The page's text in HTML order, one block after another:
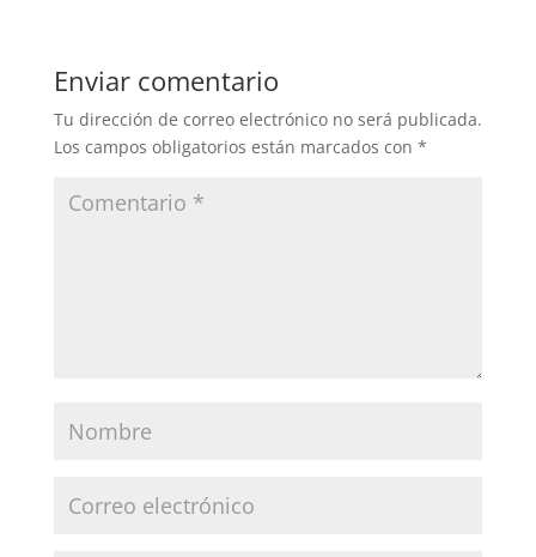
Enviar comentario
Tu dirección de correo electrónico no será publicada.
Los campos obligatorios están marcados con *